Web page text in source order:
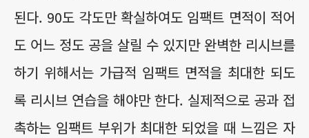
된다. 90도 각도만 확실하여도 임팩트 면적이 적어
도 어느 정도 공을 살릴 수 있지만 완벽한 리시브를
하기 위해서는 가급적 임팩트 면적을 최대한 되도
록 리시브 연습을 해야만 한다. 실제적으로 공과 접
촉하는 임팩트 부위가 최대한 되었을 때 느낌은 자